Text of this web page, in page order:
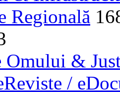
Regională
Omului &
/